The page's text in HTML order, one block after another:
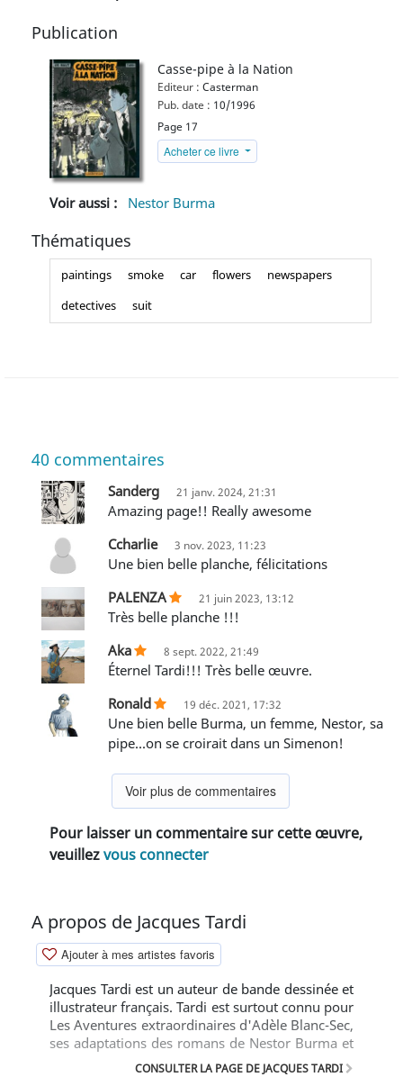
Publication
Casse-pipe à la Nation
Editeur : Casterman
Pub. date : 10/1996
Page 17
Acheter ce livre
Voir aussi : Nestor Burma
Thématiques
paintings smoke car flowers
newspapers
detectives
suit
40 commentaires
Sanderg 21 janv. 2024, 21:31
Amazing page!! Really awesome
Ccharlie
3 nov. 2023, 11:23
Une bien belle planche, félicitations
PALENZA
21 juin 2023, 13:12
très belle planche !!!
Aka
8 sept. 2022, 21:49
Éternel Tardi!!! Très belle œuvre.
Ronald
19 déc. 2021, 17:32
Une bien belle Burma, un femme, Nestor, sa
pipe...on se croirait dans un Simenon!
Voir plus de commentaires
Pour laisser un commentaire sur cette œuvre,
veuillezvous connecter
A propos de Jacques Tardi
Ajouter à mes artistes favoris
Jacques Tardi est un auteur de bande dessinée et
illustrateur français. Tardi est surtout connu pour
Les Aventures extraordinaires d'Adèle Blanc-Sec,
ses adaptations des romans de Nestor Burma et
sa représentation directe et réaliste de la guerre.
CONSULTER LA PAGE DE JACQUES TARDI